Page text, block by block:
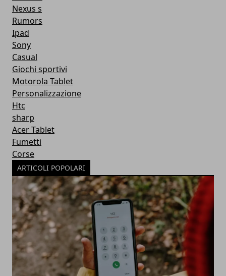
Nexus s
Rumors
Ipad
Sony
Casual
Giochi sportivi
Motorola Tablet
Personalizzazione
Htc
sharp
Acer Tablet
Fumetti
Corse
ARTICOLI POPOLARI